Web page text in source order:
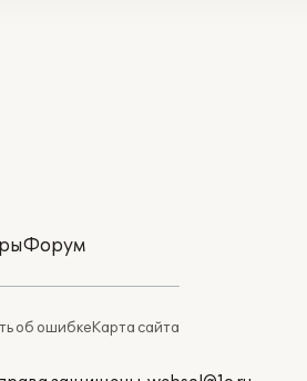
Форум
об ошибкеКарта сайта